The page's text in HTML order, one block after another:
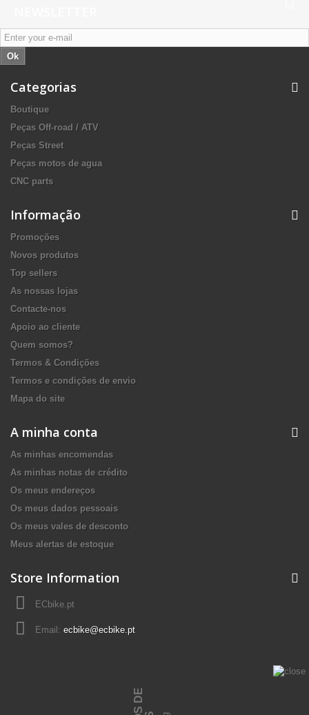
Ok
Categorias
Boutique
Peças Off-road / ATV
Peças Street
Peças motos de agua
CNC parts
Informação
Promoções
Novos produtos
Top sellers
As nossas lojas
Contacte-nos
Apoio ao cliente
Quem somos?
Termos & Condições
Termos e condições de envio
Mapa do site
A minha conta
As minhas encomendas
As minhas notas de crédito
Os meus endereços
Os meus dados pessoais
Os meus vales de desconto
Meus alertas de estoque
Store Information
ECbike.pt
Email: ecbike@ecbike.pt